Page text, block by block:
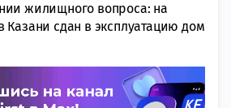
жилищного вопроса: на
Казани сдан в эксплуатацию дом